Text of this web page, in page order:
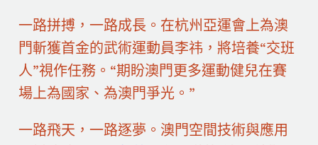
一路拼搏，一路成長。在杭州亞運會上為澳
門斬獲首金的武術運動員李祎，將培養“交班
人”視作任務。“期盼澳門更多運動健兒在賽
場上為國家、為澳門爭光。”
一路飛天，一路逐夢。澳門空間技術與應用